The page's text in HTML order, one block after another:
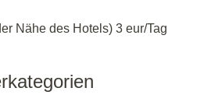
Nähe des Hotels) 3 eur/Tag